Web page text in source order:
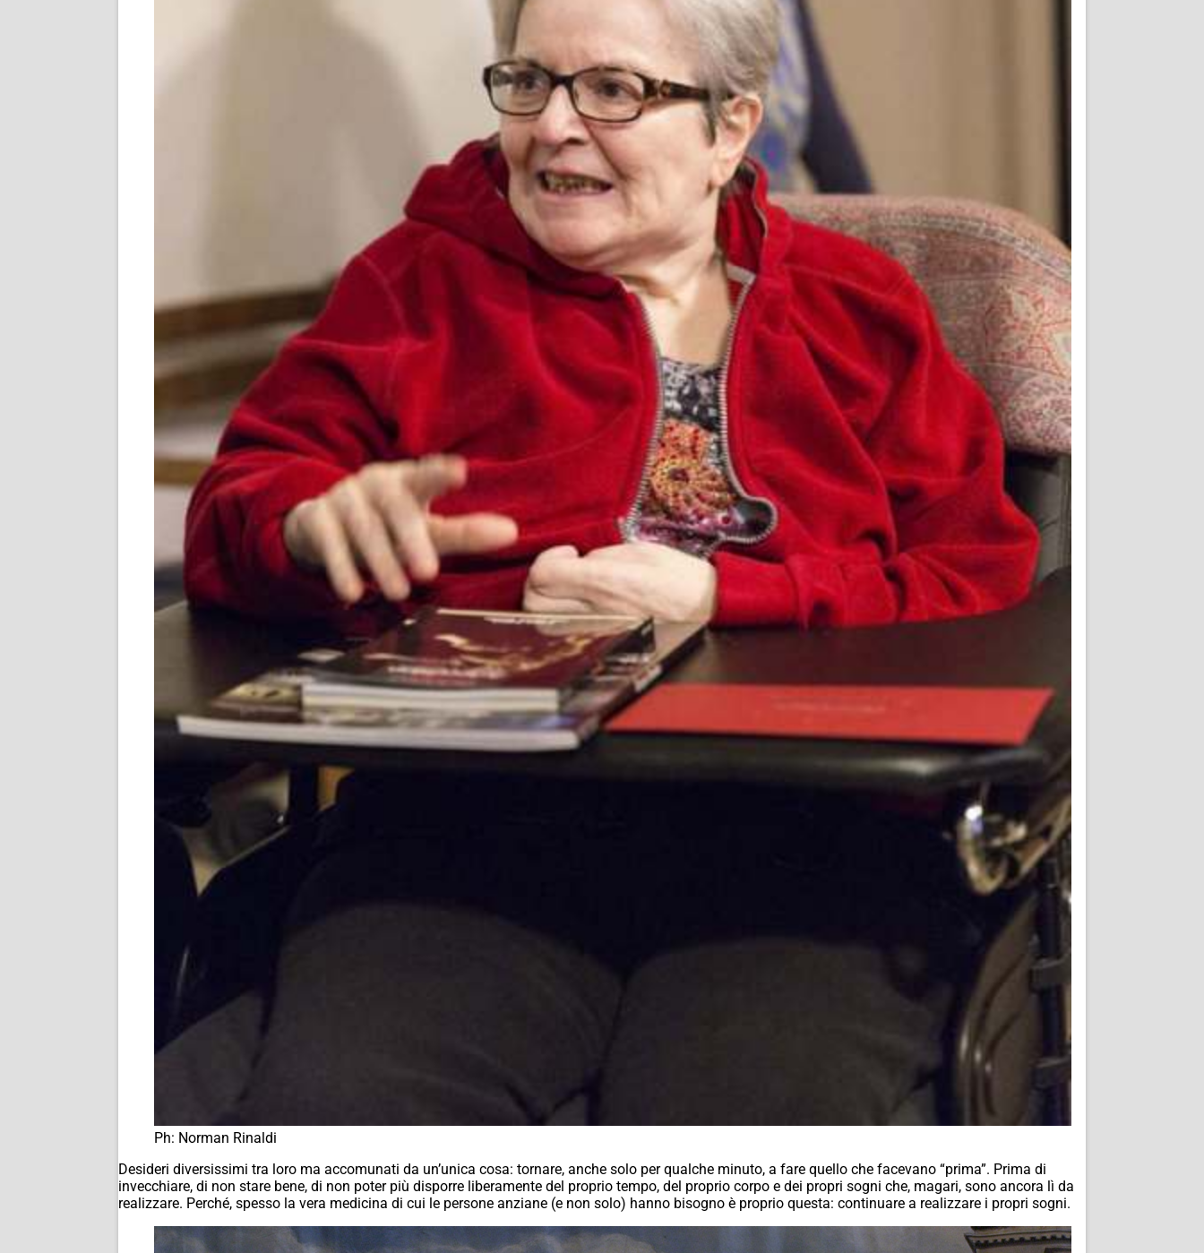
Ph: Norman Rinaldi
Desideri diversissimi tra loro ma accomunati da un’unica cosa: tornare, anche solo per qualche minuto, a fare quello che facevano “prima”. Prima di
invecchiare, di non stare bene, di non poter più disporre liberamente del proprio tempo, del proprio corpo e dei propri sogni che, magari, sono ancora lì da
realizzare. Perché, spesso la vera medicina di cui le persone anziane (e non solo) hanno bisogno è proprio questa: continuare a realizzare i propri sogni.